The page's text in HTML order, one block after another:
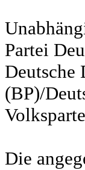
Partei
Deutsche
(BP)/
Die